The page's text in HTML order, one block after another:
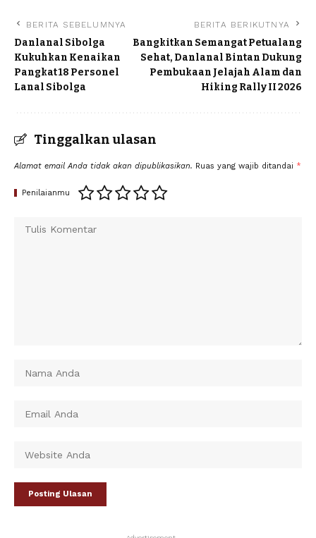
BERITA SEBELUMNYA
Danlanal Sibolga
Kukuhkan Kenaikan
Pangkat 18 Personel
Lanal Sibolga
BERITA BERIKUTNYA
Bangkitkan Semangat Petualang
Sehat, Danlanal Bintan Dukung
Pembukaan Jelajah Alam dan
Hiking Rally II 2026
Tinggalkan ulasan
Alamat email Anda tidak akan dipublikasikan. Ruas yang wajib ditandai *
Penilaianmu